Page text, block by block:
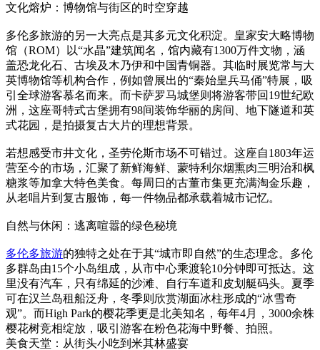
文化熔炉：博物馆与街区的时空穿越
多伦多旅游的另一大亮点是其多元文化积淀。皇家安大略博物
馆（ROM）以“水晶”建筑闻名，馆内藏有1300万件文物，涵
盖恐龙化石、古埃及木乃伊和中国青铜器。其临时展览常与大
英博物馆等机构合作，例如曾展出的“秦始皇兵马俑”特展，吸
引全球游客慕名而来。而卡萨罗马城堡则将游客带回19世纪欧
洲，这座哥特式古堡拥有98间装饰华丽的房间、地下隧道和英
式花园，是拍摄复古大片的理想背景。
若想感受市井文化，圣劳伦斯市场不可错过。这座自1803年运
营至今的市场，汇聚了新鲜海鲜、蒙特利尔烟熏肉三明治和枫
糖浆等加拿大特色美食。每周日的古董市集更充满淘金乐趣，
从老唱片到复古服饰，每一件物品都承载着城市记忆。
自然与休闲：逃离喧嚣的绿色秘境
多伦多旅游的独特之处在于其“城市即自然”的生态理念。多伦
多群岛由15个小岛组成，从市中心乘渡轮10分钟即可抵达。这
里没有汽车，只有绵延的沙滩、自行车道和皮划艇码头。夏季
可在汉兰岛租船泛舟，冬季则欣赏湖面冰柱形成的“冰雪奇
观”。而High Park的樱花季更是北美知名，每年4月，3000余株
樱花树竞相绽放，吸引游客在粉色花海中野餐、拍照。
美食天堂：从街头小吃到米其林盛宴